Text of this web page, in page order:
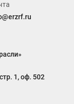
1, оф. 502